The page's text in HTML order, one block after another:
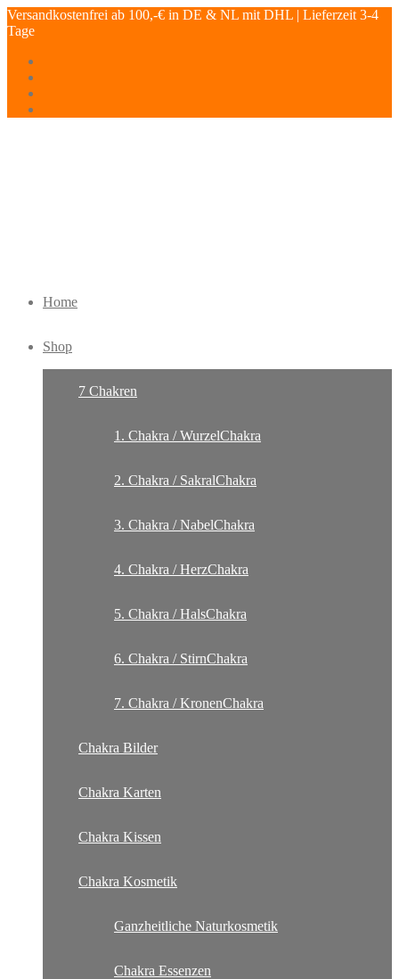
Versandkostenfrei ab 100,-€ in DE & NL mit DHL | Lieferzeit 3-4
Tage
Home
Shop
7 Chakren
1. Chakra / WurzelChakra
2. Chakra / SakralChakra
3. Chakra / NabelChakra
4. Chakra / HerzChakra
5. Chakra / HalsChakra
6. Chakra / StirnChakra
7. Chakra / KronenChakra
Chakra Bilder
Chakra Karten
Chakra Kissen
Chakra Kosmetik
Ganzheitliche Naturkosmetik
Chakra Essenzen